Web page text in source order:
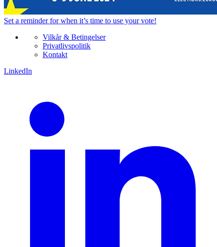
Set a reminderfor when it’s time to use your vote!
Vilkår & Betingelser
Privatlivspolitik
Kontakt
LinkedIn